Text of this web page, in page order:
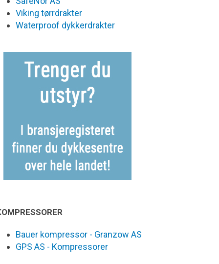
Viking tørrdrakter
Waterproof dykkerdrakter
Bauer kompressor - Granzow AS
GPS AS - Kompressorer